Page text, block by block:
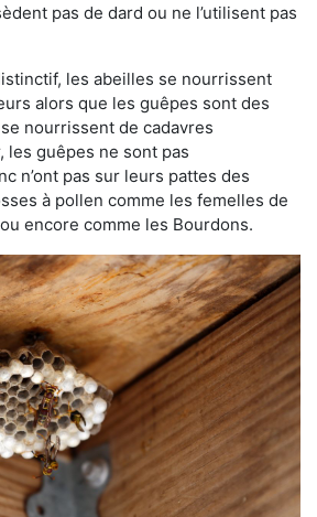
pas de dard ou ne l’utilisent pas
les abeilles se nourrissent
alors que les guêpes sont des
nourrissent de cadavres
les guêpes ne sont pas
n’ont pas sur leurs pattes des
à pollen comme les femelles de
encore comme les Bourdons.